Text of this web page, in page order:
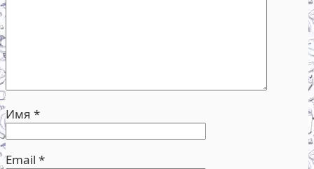
Имя *
Email *